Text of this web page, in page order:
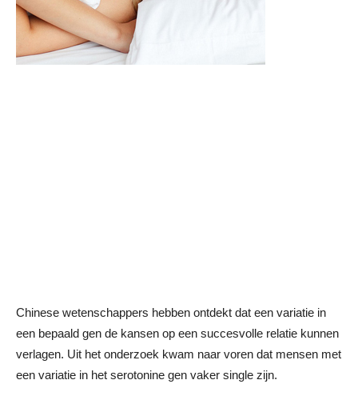
Chinese wetenschappers hebben ontdekt dat een variatie in
een bepaald gen de kansen op een succesvolle relatie kunnen
verlagen. Uit het onderzoek kwam naar voren dat mensen met
een variatie in het serotonine gen vaker single zijn.